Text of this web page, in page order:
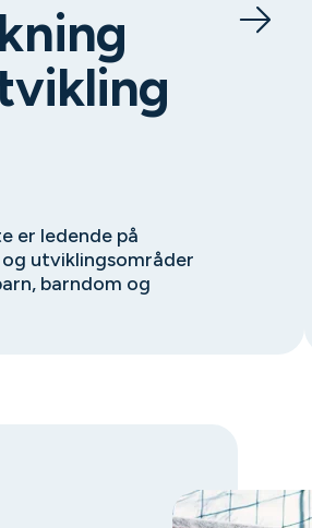
er ledende på
utviklingsområder
barndom og